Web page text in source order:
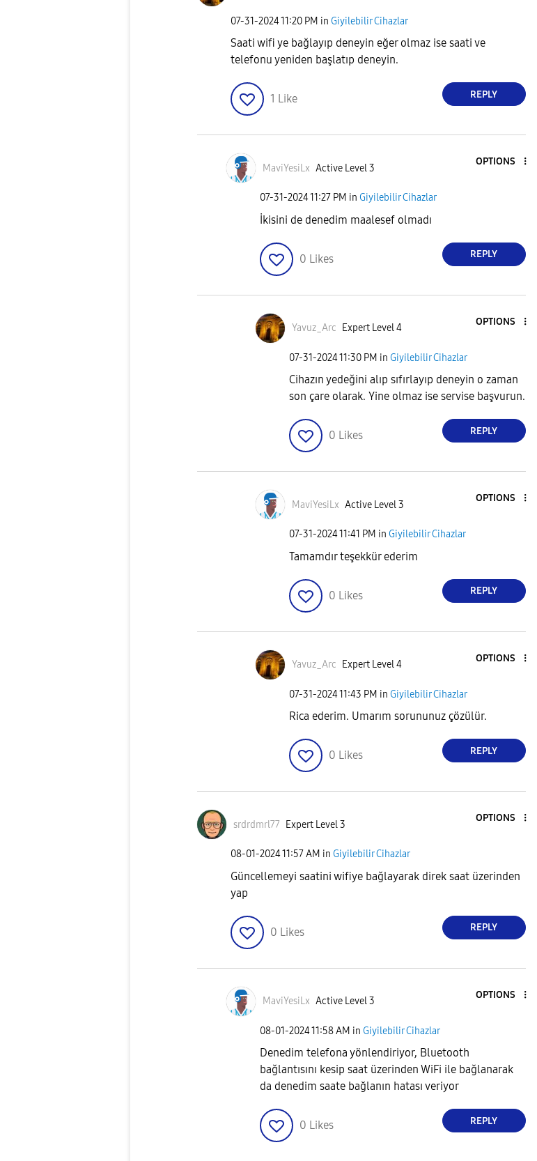
‎07-31-202411:20 PM in Giyilebilir Cihazlar
Saati wifi ye bağlayıp deneyin eğer olmaz ise saati ve
telefonu yeniden başlatıp deneyin.
1 Like REPLY
MaviYesiLx Active Level 3
OPTIONS
‎07-31-202411:27 PM in Giyilebilir Cihazlar
İkisini de denedim maalesef olmadı
0 Likes REPLY
Yavuz_Arc Expert Level 4
OPTIONS
‎07-31-202411:30 PM in Giyilebilir Cihazlar
Cihazın yedeğini alıp sıfırlayıp deneyin o zaman
son çare olarak. Yine olmaz ise servise başvurun.
0 Likes REPLY
MaviYesiLx Active Level 3
OPTIONS
‎07-31-202411:41 PM in Giyilebilir Cihazlar
Tamamdır teşekkür ederim
0 Likes REPLY
Yavuz_Arc Expert Level 4
OPTIONS
‎07-31-202411:43 PM in Giyilebilir Cihazlar
Rica ederim. Umarım sorununuz çözülür.
0 Likes REPLY
srdrdmrl77 Expert Level 3
OPTIONS
‎08-01-202411:57 AM in Giyilebilir Cihazlar
Güncellemeyi saatini wifiye bağlayarak direk saat üzerinden
yap
0 Likes REPLY
MaviYesiLx Active Level 3
OPTIONS
‎08-01-202411:58 AM in Giyilebilir Cihazlar
Denedim telefona yönlendiriyor, Bluetooth
bağlantısını kesip saat üzerinden WiFi ile bağlanarak
da denedim saate bağlanın hatası veriyor
0 Likes REPLY